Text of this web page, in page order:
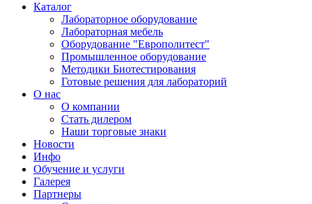
Каталог
Лабораторное оборудование
Лабораторная мебель
Оборудование "Европолитест"
Промышленное оборудование
Методики Биотестирования
Готовые решения для лабораторий
О нас
О компании
Стать дилером
Наши торговые знаки
Новости
Инфо
Обучение и услуги
Галерея
Партнеры